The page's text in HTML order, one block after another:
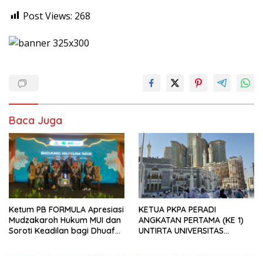
Post Views: 268
Baca Juga
Ketum PB FORMULA Apresiasi
Mudzakaroh Hukum MUI dan
Soroti Keadilan bagi Dhuafa
KETUA PKPA PERADI
ANGKATAN PERTAMA (KE 1)
UNTIRTA UNIVERSITAS